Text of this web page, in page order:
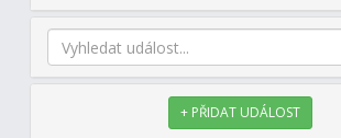
+ PŘIDAT UDÁLOST